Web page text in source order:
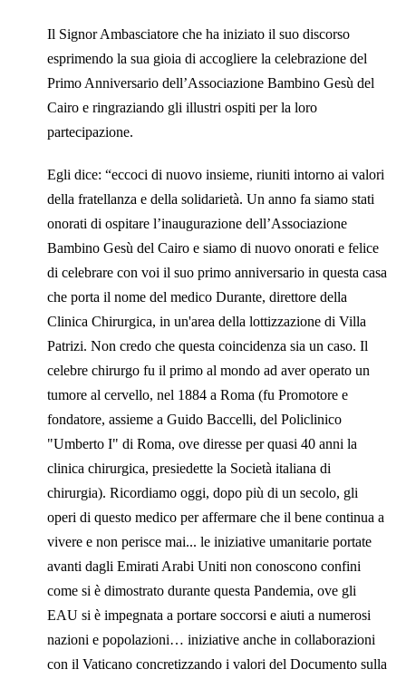
Il Signor Ambasciatore che ha iniziato il suo discorso
esprimendo la sua gioia di accogliere la celebrazione del
Primo Anniversario dell’Associazione Bambino Gesù del
Cairo e ringraziando gli illustri ospiti per la loro
partecipazione.
Egli dice: “eccoci di nuovo insieme, riuniti intorno ai valori
della fratellanza e della solidarietà. Un anno fa siamo stati
onorati di ospitare l’inaugurazione dell’Associazione
Bambino Gesù del Cairo e siamo di nuovo onorati e felice
di celebrare con voi il suo primo anniversario in questa casa
che porta il nome del medico Durante, direttore della
Clinica Chirurgica, in un'area della lottizzazione di Villa
Patrizi. Non credo che questa coincidenza sia un caso. Il
celebre chirurgo fu il primo al mondo ad aver operato un
tumore al cervello, nel 1884 a Roma (fu Promotore e
fondatore, assieme a Guido Baccelli, del Policlinico
"Umberto I" di Roma, ove diresse per quasi 40 anni la
clinica chirurgica, presiedette la Società italiana di
chirurgia). Ricordiamo oggi, dopo più di un secolo, gli
operi di questo medico per affermare che il bene continua a
vivere e non perisce mai... le iniziative umanitarie portate
avanti dagli Emirati Arabi Uniti non conoscono confini
come si è dimostrato durante questa Pandemia, ove gli
EAU si è impegnata a portare soccorsi e aiuti a numerosi
nazioni e popolazioni… iniziative anche in collaborazioni
con il Vaticano concretizzando i valori del Documento sulla